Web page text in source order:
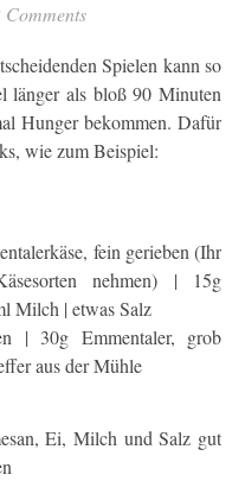
Comments
länger als bloß 90 Minuten
Hunger bekommen. Dafür
wie zum Beispiel:
fein gerieben (Ihr
nehmen) | 15g
Milch | etwas Salz
| 30g Emmentaler, grob
aus der Mühle
Ei, Milch und Salz gut